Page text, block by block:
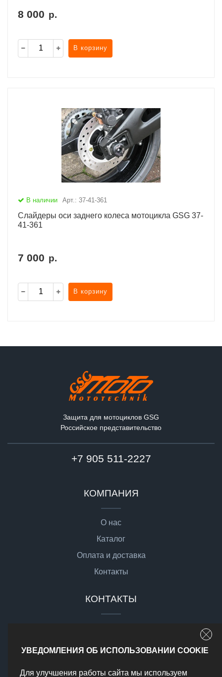
8 000 р.
В корзину
В наличии Арт.: 37-41-361
Слайдеры оси заднего колеса мотоцикла GSG 37-
41-361
7 000 р.
В корзину
Защита для мотоциклов GSG
Российское представительство
+7 905 511-2227
КОМПАНИЯ
О нас
Каталог
Оплата и доставка
Контакты
КОНТАКТЫ
Доставка по РФ
УВЕДОМЛЕНИЯ ОБ ИСПОЛЬЗОВАНИИ COOKIE
Для улучшения работы сайта мы используем